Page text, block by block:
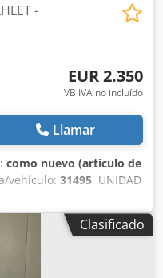
-
EUR 2.350
VB IVA no incluído
Llamar
como nuevo (artículo de
vehículo: 31495, UNIDAD
RAYPA SX-6
o solventes solubles
Soxhlet y Randall.
de muestras. Sistema de
Clasificado